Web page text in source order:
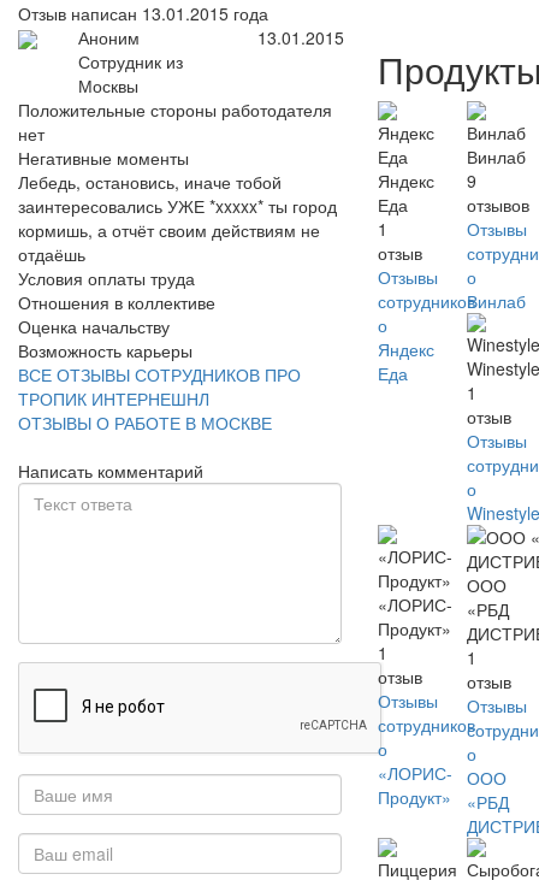
Отзыв написан 13.01.2015 года
Аноним
Сотрудник из
Москвы
13.01.2015
Положительные стороны работодателя
нет
Негативные моменты
Лебедь, остановись, иначе тобой
заинтересовались УЖЕ *xxxxx* ты город
кормишь, а отчёт своим действиям не
отдаёшь
Условия оплаты труда
Отношения в коллективе
Оценка начальству
Возможность карьеры
ВСЕ ОТЗЫВЫ СОТРУДНИКОВ ПРО
ТРОПИК ИНТЕРНЕШНЛ
ОТЗЫВЫ О РАБОТЕ В МОСКВЕ
Написать комментарий
Яндекс
Еда
1
отзыв
Отзывы
сотрудников
о
Яндекс
Еда
Винлаб
9
отзывов
Отзывы
о
Винлаб
1
отзыв
Отзывы
о
«ЛОРИС-
Продукт»
1
отзыв
Отзывы
сотрудников
о
«ЛОРИС-
Продукт»
ООО
«РБД
1
отзыв
Отзывы
о
ООО
«РБД